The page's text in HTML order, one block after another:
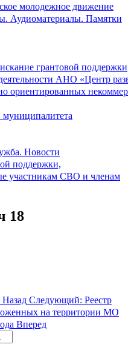
молодежное движение
Аудиоматериалы. Памятки
грантовой поддержки
АНО «Центр
ориентированных
Новости
поддержки,
участникам СВО и членам
18
Назад Следующий: Реестр
на территории МО
Вперед